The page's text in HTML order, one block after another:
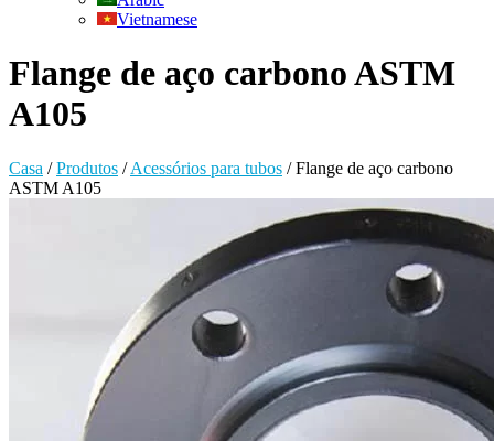
Vietnamese
Flange de aço carbono ASTM
A105
Casa /Produtos /Acessórios para tubos /Flange de aço carbono
ASTM A105